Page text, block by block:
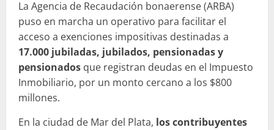
La Agencia de Recaudación bonaerense (ARBA)
puso en marcha un operativo para facilitar el
acceso a exenciones impositivas destinadas a
17.000 jubiladas, jubilados, pensionadas y
pensionados que registran deudas en el Impuesto
Inmobiliario, por un monto cercano a los $800
millones.
En la ciudad de Mar del Plata, los contribuyentes